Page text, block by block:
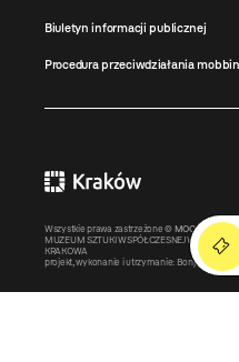
Biuletyn informacji publicznej
Procedura przeciwdziałania
Wszystkie prawa zastrzeżone © MOCAK2011-
MUZEUM SZTUKI WSPÓŁCZESNEJ W
KRAKOWA
projekt, wykonanie i utrzymanie: Bonjour.pl